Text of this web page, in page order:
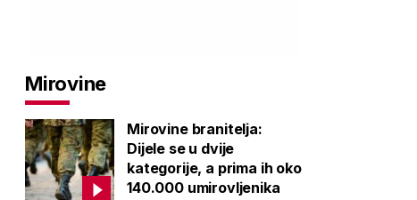
Mirovine
Mirovine branitelja:
Dijele se u dvije
kategorije, a prima ih oko
140.000 umirovljenika